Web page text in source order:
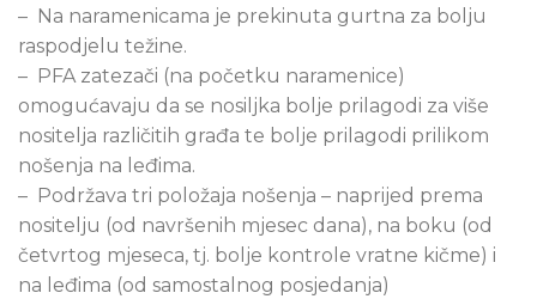
– Na naramenicama je prekinuta gurtna za bolju
raspodjelu težine.
– PFA zatezači (na početku naramenice)
omogućavaju da se nosiljka bolje prilagodi za više
nositelja različitih građa te bolje prilagodi prilikom
nošenja na leđima.
– Podržava tri položaja nošenja – naprijed prema
nositelju (od navršenih mjesec dana), na boku (od
četvrtog mjeseca, tj. bolje kontrole vratne kičme) i
na leđima (od samostalnog posjedanja)